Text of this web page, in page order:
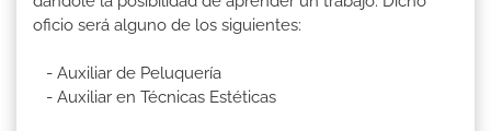
oficio será alguno de los siguientes:
- Auxiliar de Peluquería
- Auxiliar en Técnicas Estéticas